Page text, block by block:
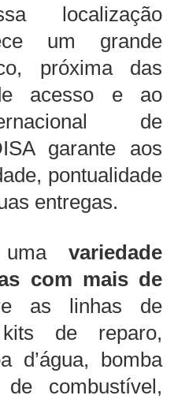
localização
um grande
próxima das
acesso e ao
de
garante aos
pontualidade
entregas.
uma variedade
com mais de
as linhas de
kits de reparo,
d’água, bomba
combustível,